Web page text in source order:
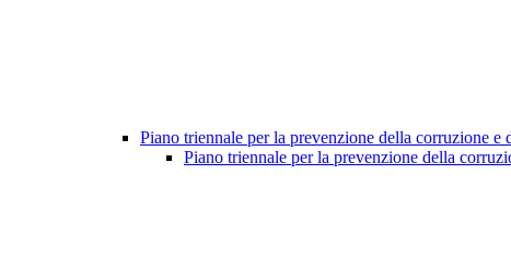
Piano triennale per la prevenzione della corruzione e
Piano triennale per la prevenzione della